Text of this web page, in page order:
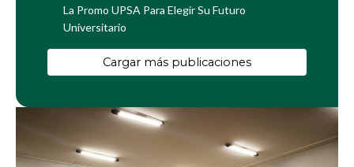
La Promo UPSA Para Elegir Su Futuro
Universitario
Cargar más publicaciones